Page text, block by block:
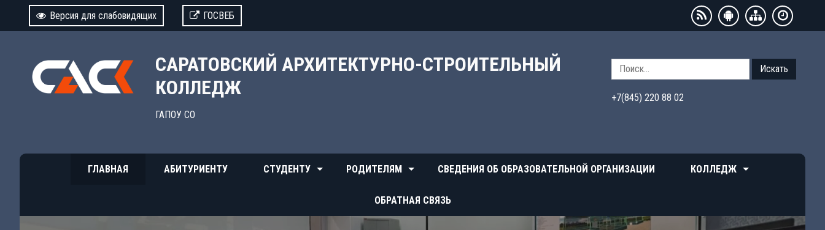
Версия для слабовидящих ГОСВЕБ
САРАТОВСКИЙ АРХИТЕКТУРНО-СТРОИТЕЛЬНЫЙ
КОЛЛЕДЖ
ГАПОУ СО
Искать
+7(845) 220 88 02
ГЛАВНАЯ АБИТУРИЕНТУ СТУДЕНТУ РОДИТЕЛЯМ СВЕДЕНИЯ ОБ ОБРАЗОВАТЕЛЬНОЙ ОРГАНИЗАЦИИ КОЛЛЕДЖ
ОБРАТНАЯ СВЯЗЬ